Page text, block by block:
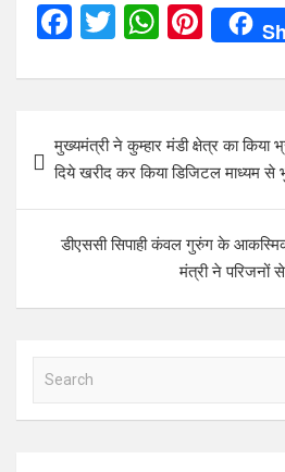
F
ce
b
o
k
T
tt
er
W
at
s
A
p
Pi
nt
er
t
navigation
मुख्यमंत्री ने कुम्हार मंडी क्षेत्र का किया
दिये खरीद कर किया डिजिटल माध्यम से
डीएससी सिपाही कंवल गुरुंग के
मंत्री ने परिजनों
a